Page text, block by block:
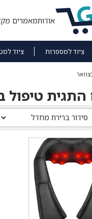
אודותמאמרים
ציוד למספרות ציוד
טיפול